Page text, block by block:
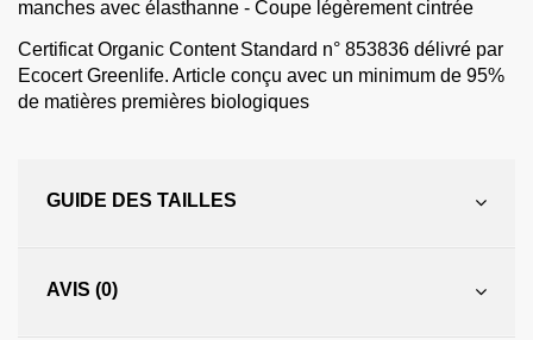
manches avec élasthanne - Coupe légèrement cintrée
Certificat Organic Content Standard n° 853836 délivré par
Ecocert Greenlife. Article conçu avec un minimum de 95%
de matières premières biologiques
GUIDE DES TAILLES
AVIS (0)